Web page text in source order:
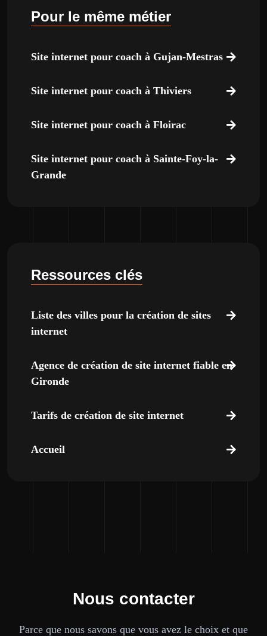
Pour le même métier
Site internet pour coach à Gujan-Mestras
Site internet pour coach à Thiviers
Site internet pour coach à Floirac
Site internet pour coach à Sainte-Foy-la-
Grande
Ressources clés
Liste des villes pour la création de sites
internet
Agence de création de site internet fiable en
Gironde
Tarifs de création de site internet
Accueil
Nous contacter
Parce que nous savons que vous avez le choix et que